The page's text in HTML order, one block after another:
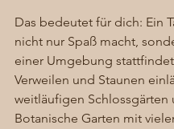
Das bedeutet für dich: Ein
nicht nur Spaß macht,
einer Umgebung
Verweilen und Staunen
weitläufigen Schlossgärten
Botanische Garten mit